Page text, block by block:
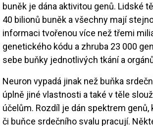
buněk je dána aktivitou genů. Lidské
40 bilionů buněk a všechny mají
informaci tvořenou více než třemi
genetického kódu a zhruba 23 000
sebe buňky jednotlivých tkání a
Neuron vypadá jinak než buňka
úplně jiné vlastnosti a také v těle
účelům. Rozdíl je dán spektrem genů,
či buňce srdečního svalu pracují.